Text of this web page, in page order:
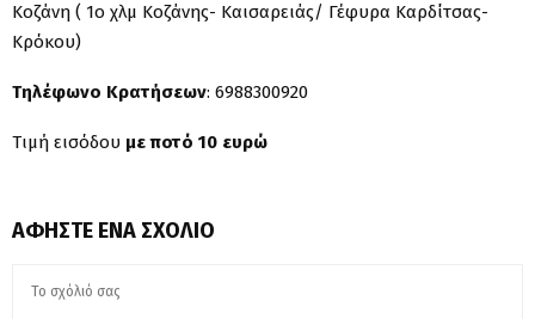
Κοζάνη ( 1ο χλμ Κοζάνης- Καισαρειάς/ Γέφυρα Καρδίτσας-
Κρόκου)
Τηλέφωνο Κρατήσεων: 6988300920
Tιμή εισόδου με ποτό 10 ευρώ
ΑΦΉΣΤΕ ΈΝΑ ΣΧΌΛΙΟ